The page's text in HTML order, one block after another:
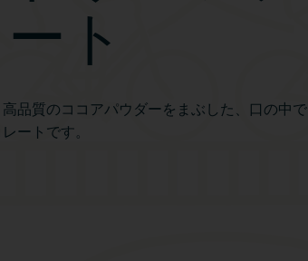
ト
品質のココアパウダーをまぶした、口の中で
ートです。